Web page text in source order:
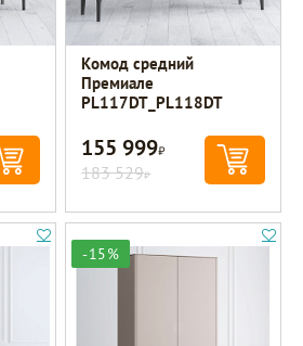
Комод средний
Премиале
PL117DT_PL118DT
155 999Р
183 529Р
-15%